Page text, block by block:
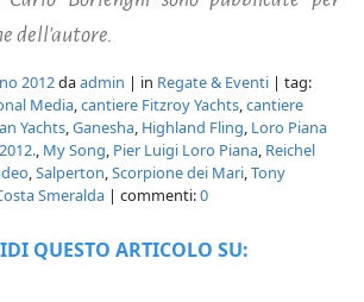
dell'autore.
2012daadmin | in Regate & Eventi | tag:
Media,cantiere Fitzroy Yachts,cantiere
Yachts,Ganesha, Highland Fling, Loro Piana
, My Song, Pier Luigi Loro Piana, Reichel
,Salperton,Scorpione dei Mari,Tony
Smeralda | commenti:0
QUESTO ARTICOLO SU: